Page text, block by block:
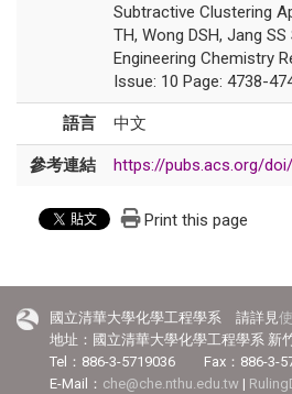
Subtractive Clustering
TH, Wong DSH, Jang
Engineering Chemistry
Issue: 10 Page: 4738-
語言 中文
參考連結 https://pubs.acs.org/
Print this page
國立清華大學化學工程學系 請詳見
地址：國立清華大學化學工程學系 新
Tel：886-3-5719036 Fax：886-3-
E-Mail： che@che.nthu.edu.tw |